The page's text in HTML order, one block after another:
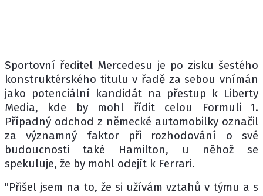
Sportovní ředitel Mercedesu je po zisku šestého
konstruktérského titulu v řadě za sebou vnímán
jako potenciální kandidát na přestup k Liberty
Media, kde by mohl řídit celou Formuli 1.
Případný odchod z německé automobilky označil
za významný faktor při rozhodování o své
budoucnosti také Hamilton, u něhož se
spekuluje, že by mohl odejít k Ferrari.
"Přišel jsem na to, že si užívám vztahů v týmu a s